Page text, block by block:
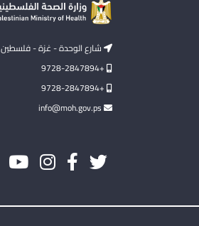
شارع الوحدة - غزة - فلسطين
+9728-2847894
+9728-2847894